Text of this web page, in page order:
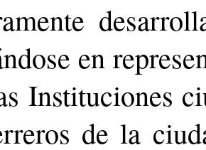
en
Instituciones
de la